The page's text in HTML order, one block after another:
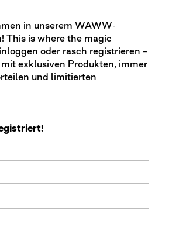
in unserem WAWW-
This is where the magic
oder rasch registrieren –
mit exklusiven Produkten, immer
und limitierten